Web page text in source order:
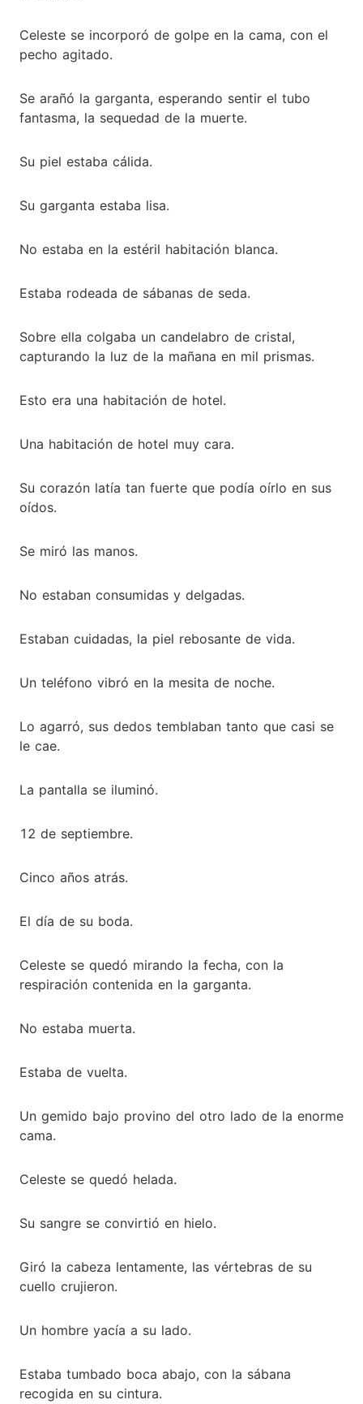
Celeste se incorporó de golpe en la cama, con el
pecho agitado.
Se arañó la garganta, esperando sentir el tubo
fantasma, la sequedad de la muerte.
Su piel estaba cálida.
Su garganta estaba lisa.
No estaba en la estéril habitación blanca.
Estaba rodeada de sábanas de seda.
Sobre ella colgaba un candelabro de cristal,
capturando la luz de la mañana en mil prismas.
Esto era una habitación de hotel.
Una habitación de hotel muy cara.
Su corazón latía tan fuerte que podía oírlo en sus
oídos.
Se miró las manos.
No estaban consumidas y delgadas.
Estaban cuidadas, la piel rebosante de vida.
Un teléfono vibró en la mesita de noche.
Lo agarró, sus dedos temblaban tanto que casi se
le cae.
La pantalla se iluminó.
12 de septiembre.
Cinco años atrás.
El día de su boda.
Celeste se quedó mirando la fecha, con la
respiración contenida en la garganta.
No estaba muerta.
Estaba de vuelta.
Un gemido bajo provino del otro lado de la enorme
cama.
Celeste se quedó helada.
Su sangre se convirtió en hielo.
Giró la cabeza lentamente, las vértebras de su
cuello crujieron.
Un hombre yacía a su lado.
Estaba tumbado boca abajo, con la sábana
recogida en su cintura.